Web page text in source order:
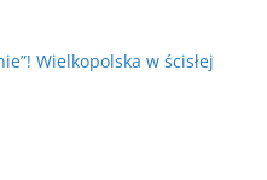
Wielkopolska w ścisłej